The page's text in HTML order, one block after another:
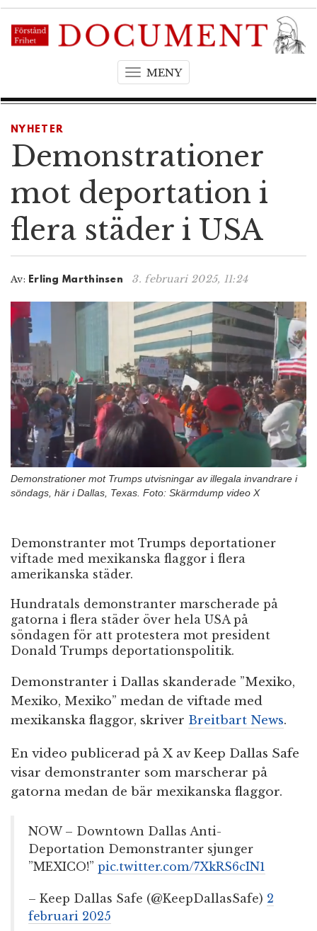
MENYT
g
a
i
g
t
o
n
NYHETER
Demonstrationer
mot deportation i
flera städer i USA
Av: Erling Marthinsen 3. februari 2025, 11:24
Demonstrationer mot Trumps utvisningar av illegala invandrare i
söndags, här i Dallas, Texas. Foto: Skärmdump video X
Demonstranter mot Trumps deportationer
viftade med mexikanska flaggor i flera
amerikanska städer.
Hundratals demonstranter marscherade på
gatorna i flera städer över hela USA på
söndagen för att protestera mot president
Donald Trumps deportationspolitik.
Demonstranter i Dallas skanderade ”Mexiko,
Mexiko, Mexiko” medan de viftade med
mexikanska flaggor, skriver Breitbart News.
En video publicerad på X av Keep Dallas Safe
visar demonstranter som marscherar på
gatorna medan de bär mexikanska flaggor.
NOW – Downtown Dallas Anti-
Deportation Demonstranter sjunger
”MEXICO!” pic.twitter.com/7XkRS6cIN1
– Keep Dallas Safe (@KeepDallasSafe) 2
februari 2025